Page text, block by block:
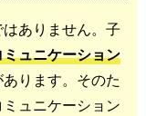
ありません。子
ュニケーション
ります。そのた
ュニケーション